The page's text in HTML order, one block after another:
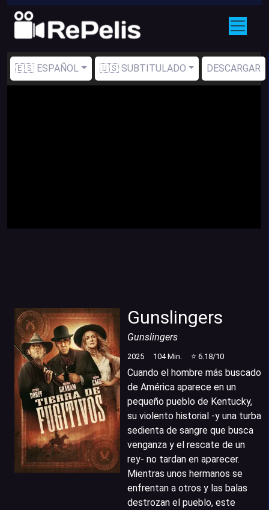
🇪🇸 ESPAÑOL 🇺🇸 SUBTITULADO DESCARGAR
Gunslingers
Gunslingers
2025 104Min. ⭐ 6.18/10
Cuando el hombre más buscado
de América aparece en un
pequeño pueblo de Kentucky,
su violento historial -y una turba
sedienta de sangre que busca
venganza y el rescate de un
rey- no tardan en aparecer.
Mientras unos hermanos se
enfrentan a otros y las balas
destrozan el pueblo, este